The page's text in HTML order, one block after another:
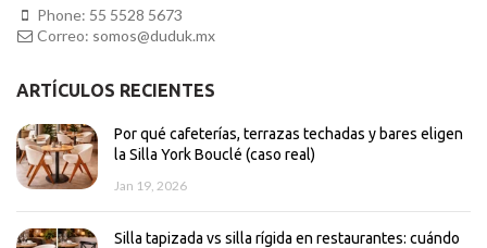
Phone: 55 5528 5673
Correo: somos@duduk.mx
ARTÍCULOS RECIENTES
Por qué cafeterías, terrazas techadas y bares eligen
la Silla York Bouclé (caso real)
Jan 19, 2026
Silla tapizada vs silla rígida en restaurantes: cuándo